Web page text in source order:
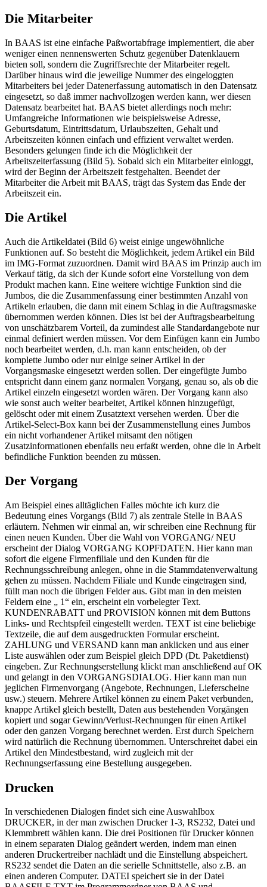
Die Mitarbeiter
In BAAS ist eine einfache Paßwortabfrage implementiert, die aber
weniger einen nennenswerten Schutz gegenüber Datenklauern
bieten soll, sondern die Zugriffsrechte der Mitarbeiter regelt.
Darüber hinaus wird die jeweilige Nummer des eingeloggten
Mitarbeiters bei jeder Datenerfassung automatisch in den Datensatz
eingesetzt, so daß immer nachvollzogen werden kann, wer diesen
Datensatz bearbeitet hat. BAAS bietet allerdings noch mehr:
Umfangreiche Informationen wie beispielsweise Adresse,
Geburtsdatum, Eintrittsdatum, Urlaubszeiten, Gehalt und
Arbeitszeiten können einfach und effizient verwaltet werden.
Besonders gelungen finde ich die Möglichkeit der
Arbeitszeiterfassung (Bild 5). Sobald sich ein Mitarbeiter einloggt,
wird der Beginn der Arbeitszeit festgehalten. Beendet der
Mitarbeiter die Arbeit mit BAAS, trägt das System das Ende der
Arbeitszeit ein.
Die Artikel
Auch die Artikeldatei (Bild 6) weist einige ungewöhnliche
Funktionen auf. So besteht die Möglichkeit, jedem Artikel ein Bild
im IMG-Format zuzuordnen. Damit wird BAAS im Prinzip auch im
Verkauf tätig, da sich der Kunde sofort eine Vorstellung von dem
Produkt machen kann. Eine weitere wichtige Funktion sind die
Jumbos, die die Zusammenfassung einer bestimmten Anzahl von
Artikeln erlauben, die dann mit einem Schlag in die Auftragsmaske
übernommen werden können. Dies ist bei der Auftragsbearbeitung
von unschätzbarem Vorteil, da zumindest alle Standardangebote nur
einmal definiert werden müssen. Vor dem Einfügen kann ein Jumbo
noch bearbeitet werden, d.h. man kann entscheiden, ob der
komplette Jumbo oder nur einige seiner Artikel in der
Vorgangsmaske eingesetzt werden sollen. Der eingefügte Jumbo
entspricht dann einem ganz normalen Vorgang, genau so, als ob die
Artikel einzeln eingesetzt worden wären. Der Vorgang kann also
wie sonst auch weiter bearbeitet, Artikel können hinzugefügt,
gelöscht oder mit einem Zusatztext versehen werden. Über die
Artikel-Select-Box kann bei der Zusammenstellung eines Jumbos
ein nicht vorhandener Artikel mitsamt den nötigen
Zusatzinformationen ebenfalls neu erfaßt werden, ohne die in Arbeit
befindliche Funktion beenden zu müssen.
Der Vorgang
Am Beispiel eines alltäglichen Falles möchte ich kurz die
Bedeutung eines Vorgangs (Bild 7) als zentrale Stelle in BAAS
erläutern. Nehmen wir einmal an, wir schreiben eine Rechnung für
einen neuen Kunden. Über die Wahl von VORGANG/ NEU
erscheint der Dialog VORGANG KOPFDATEN. Hier kann man
sofort die eigene Firmenfiliale und den Kunden für die
Rechnungsschreibung anlegen, ohne in die Stammdatenverwaltung
gehen zu müssen. Nachdem Filiale und Kunde eingetragen sind,
füllt man noch die übrigen Felder aus. Gibt man in den meisten
Feldern eine „ 1“ ein, erscheint ein vorbelegter Text.
KUNDENRABATT und PROVISION können mit dem Buttons
Links- und Rechtspfeil eingestellt werden. TEXT ist eine beliebige
Textzeile, die auf dem ausgedruckten Formular erscheint.
ZAHLUNG und VERSAND kann man anklicken und aus einer
Liste auswählen oder zum Beispiel gleich DPD (Dt. Paketdienst)
eingeben. Zur Rechnungserstellung klickt man anschließend auf OK
und gelangt in den VORGANGSDIALOG. Hier kann man nun
jeglichen Firmenvorgang (Angebote, Rechnungen, Lieferscheine
usw.) steuern. Mehrere Artikel können zu einem Paket verbunden,
knappe Artikel gleich bestellt, Daten aus bestehenden Vorgängen
kopiert und sogar Gewinn/Verlust-Rechnungen für einen Artikel
oder den ganzen Vorgang berechnet werden. Erst durch Speichern
wird natürlich die Rechnung übernommen. Unterschreitet dabei ein
Artikel den Mindestbestand, wird zugleich mit der
Rechnungserfassung eine Bestellung ausgegeben.
Drucken
In verschiedenen Dialogen findet sich eine Auswahlbox
DRUCKER, in der man zwischen Drucker 1-3, RS232, Datei und
Klemmbrett wählen kann. Die drei Positionen für Drucker können
in einem separaten Dialog geändert werden, indem man einen
anderen Druckertreiber nachlädt und die Einstellung abspeichert.
RS232 sendet die Daten an die serielle Schnittstelle, also z.B. an
einen anderen Computer. DATEI speichert sie in der Datei